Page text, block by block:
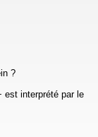
?
est interprété par le